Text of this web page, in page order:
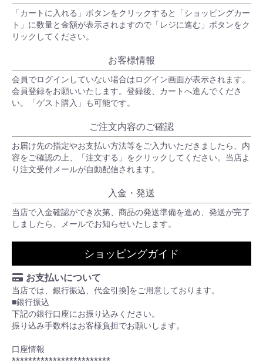
「カートに入れる」ボタンをクリックすると「ショッピングカー
ト」に数量と金額が表示されますので「レジに進む」ボタンをク
リックしてください。
お客様情報
会員でログインしていない場合はログイン画面が表示されます。
会員登録をお願いいたします。登録後、カートへ進んでくださ
い。「ゲスト購入」も可能です。
ご注文内容のご確認
お届け先の指定やお支払い方法等をご入力いただきましたら、内
容をご確認の上、「注文する」をクリックしてください。当店よ
り注文受付メールが自動配信されます。
入金・発送
当店で入金確認ができ次第、商品の発送準備を進め、発送が完了
しましたら、メールでお知らせいたします。
ショッピングガイド
お支払いについて
当店では、銀行振込、代金引換]をご用意しております。
■銀行振込
下記の銀行口座にお振り込みください。
振り込み手数料はお客様負担でお願いします。
口座情報